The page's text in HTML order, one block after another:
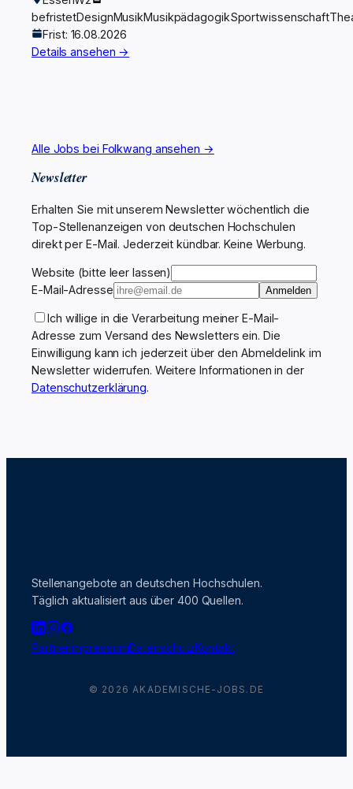
befristetDesignMusikMusikpädagogikSportwissenschaft
Frist: 16.08.2026
Details ansehen →
Alle Jobs bei Folkwang ansehen →
Newsletter
Erhalten Sie mit unserem Newsletter wöchentlich die
Top-Stellenanzeigen von deutschen Hochschulen
direkt per E-Mail. Jederzeit kündbar. Keine Werbung.
Website (bitte leer lassen)
E-Mail-Adresse
Anmelden
Ich willige in die Verarbeitung meiner E-Mail-
Adresse zum Versand des Newsletters ein. Die
Einwilligung kann ich jederzeit über den Abmeldelink im
Newsletter widerrufen. Weitere Informationen in der
Datenschutzerklärung.
Stellenangebote an deutschen Hochschulen.
Täglich aktualisiert aus über 400 Quellen.
PartnerImpressumDatenschutzKontakt
© 2026 AKADEMISCHE-JOBS.DE